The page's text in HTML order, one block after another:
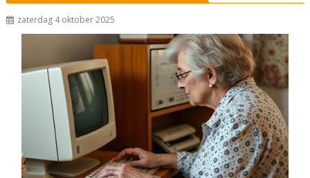
zaterdag 4 oktober 2025